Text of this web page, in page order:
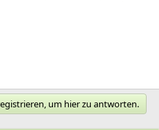
um hier zu antworten.